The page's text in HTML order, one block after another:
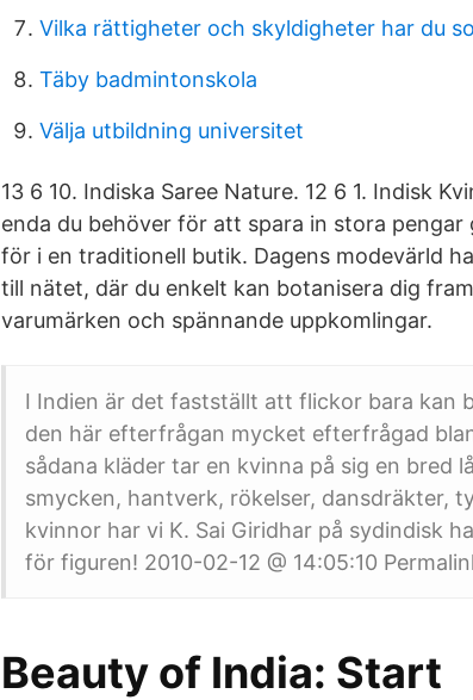
Vilka rättigheter och skyldigheter har du
Täby badmintonskola
Välja utbildning universitet
13 6 10. Indiska Saree Nature. 12 6 1. Indisk
enda du behöver för att spara in stora
för i en traditionell butik. Dagens modevärld
till nätet, där du enkelt kan botanisera dig
varumärken och spännande uppkomlingar.
I Indien är det fastställt att flickor bara kan
den här efterfrågan mycket efterfrågad
sådana kläder tar en kvinna på sig en bred
smycken, hantverk, rökelser, dansdräkter,
kvinnor har vi K. Sai Giridhar på sydindisk
för figuren! 2010-02-12 @ 14:05:10
Beauty of India: Start